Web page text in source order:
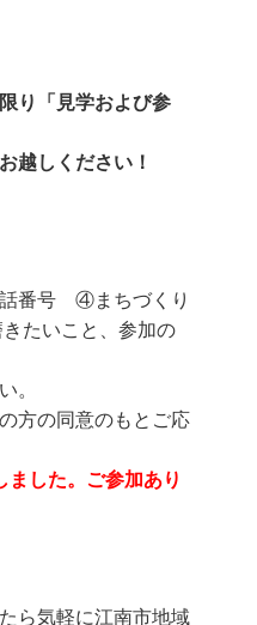
り「見学および参
越しください！
号 ④まちづくり
たいこと、参加の
。
方の同意のもとご応
ました。ご参加あり
ら気軽に江南市地域